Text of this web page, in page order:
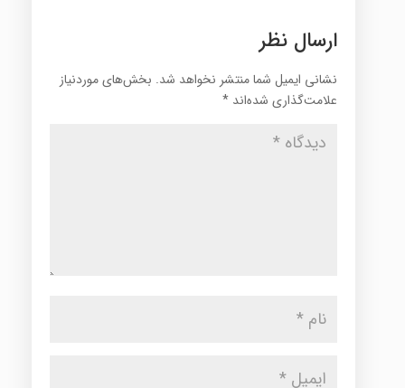
ارسال نظر
نشانی ایمیل شما منتشر نخواهد شد. بخش‌های موردنیاز
علامت‌گذاری شده‌اند *